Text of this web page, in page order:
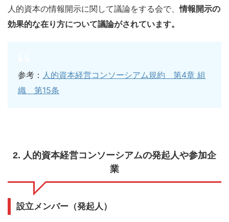
人的資本の情報開示に関して議論をする会で、情報開示の
効果的な在り方について議論がされています。
参考： 人的資本経営コンソーシアム規約 第4章 組
織 第15条
2. 人的資本経営コンソーシアムの発起人や参加企
業
設立メンバー（発起人）